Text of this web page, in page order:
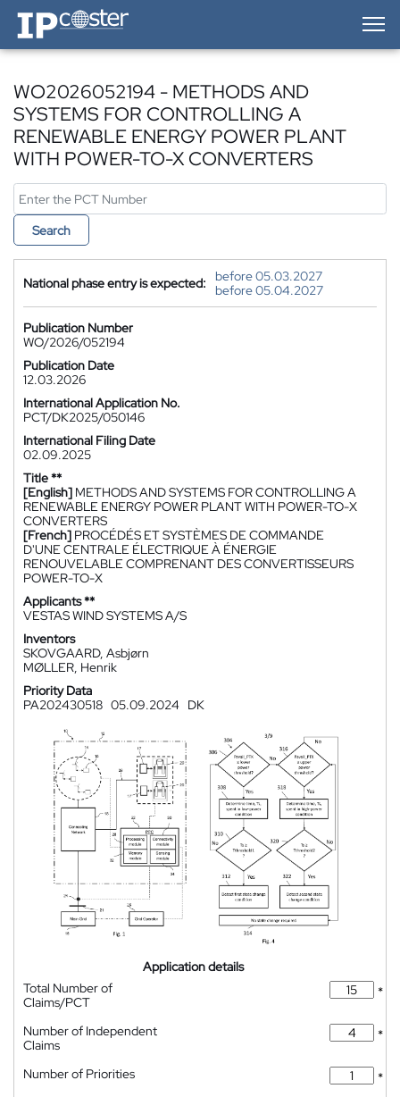
IP-Coster — Home
WO2026052194 - METHODS AND
SYSTEMS FOR CONTROLLING A
RENEWABLE ENERGY POWER PLANT
WITH POWER-TO-X CONVERTERS
Search
National phase entry is expected:
before 05.03.2027
before 05.04.2027
Publication Number
WO/2026/052194
Publication Date
12.03.2026
International Application No.
PCT/DK2025/050146
International Filing Date
02.09.2025
Title **
[English] METHODS AND SYSTEMS FOR CONTROLLING A
RENEWABLE ENERGY POWER PLANT WITH POWER-TO-X
CONVERTERS
[French] PROCÉDÉS ET SYSTÈMES DE COMMANDE
D'UNE CENTRALE ÉLECTRIQUE À ÉNERGIE
RENOUVELABLE COMPRENANT DES CONVERTISSEURS
POWER-TO-X
Applicants **
VESTAS WIND SYSTEMS A/S
Inventors
SKOVGAARD, Asbjørn
MØLLER, Henrik
Priority Data
PA202430518 05.09.2024 DK
Application details
Total Number of
Claims/PCT
*
Number of Independent
Claims
*
Number of Priorities
*